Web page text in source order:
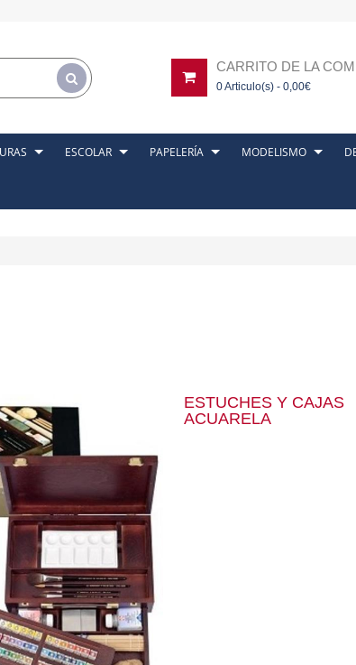
CARRITO DE LA
0Articulo(s) - 0,00€
ESCOLAR PAPELERÍA MODELISMO
ESTUCHES Y CAJAS
ACUARELA